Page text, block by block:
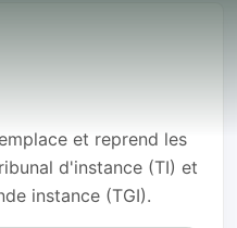
et reprend les
d'instance (TI) et
instance (TGI).